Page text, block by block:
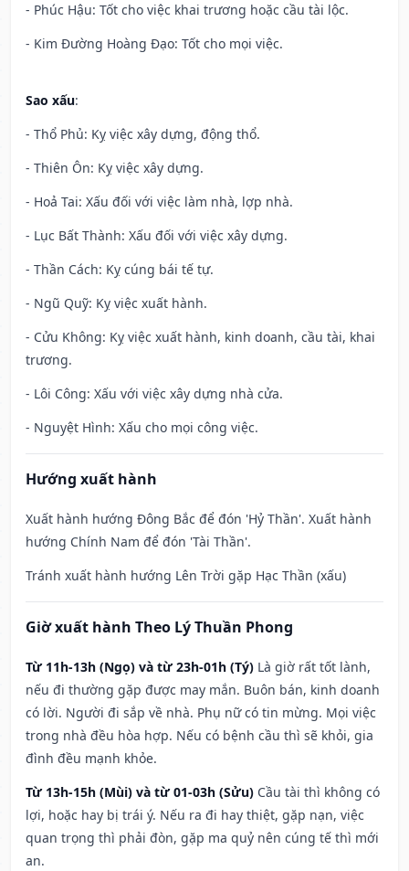
- Phúc Hậu: Tốt cho việc khai trương hoặc cầu tài lộc.
- Kim Đường Hoàng Đạo: Tốt cho mọi việc.
Sao xấu:
- Thổ Phủ: Kỵ việc xây dựng, động thổ.
- Thiên Ôn: Kỵ việc xây dựng.
- Hoả Tai: Xấu đối với việc làm nhà, lợp nhà.
- Lục Bất Thành: Xấu đối với việc xây dựng.
- Thần Cách: Kỵ cúng bái tế tự.
- Ngũ Quỹ: Kỵ việc xuất hành.
- Cửu Không: Kỵ việc xuất hành, kinh doanh, cầu tài, khai
trương.
- Lôi Công: Xấu với việc xây dựng nhà cửa.
- Nguyệt Hình: Xấu cho mọi công việc.
Hướng xuất hành
Xuất hành hướng Đông Bắc để đón 'Hỷ Thần'. Xuất hành
hướng Chính Nam để đón 'Tài Thần'.
Tránh xuất hành hướng Lên Trời gặp Hạc Thần (xấu)
Giờ xuất hành Theo Lý Thuần Phong
Từ 11h-13h (Ngọ) và từ 23h-01h (Tý) Là giờ rất tốt lành,
nếu đi thường gặp được may mắn. Buôn bán, kinh doanh
có lời. Người đi sắp về nhà. Phụ nữ có tin mừng. Mọi việc
trong nhà đều hòa hợp. Nếu có bệnh cầu thì sẽ khỏi, gia
đình đều mạnh khỏe.
Từ 13h-15h (Mùi) và từ 01-03h (Sửu) Cầu tài thì không có
lợi, hoặc hay bị trái ý. Nếu ra đi hay thiệt, gặp nạn, việc
quan trọng thì phải đòn, gặp ma quỷ nên cúng tế thì mới
an.